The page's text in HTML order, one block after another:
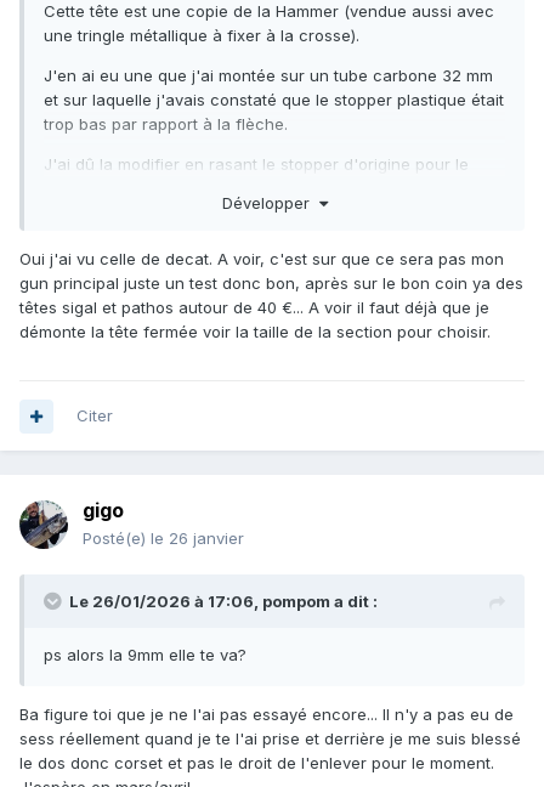
Cette tête est une copie de la Hammer (vendue aussi avec
une tringle métallique à fixer à la crosse).
J'en ai eu une que j'ai montée sur un tube carbone 32 mm
et sur laquelle j'avais constaté que le stopper plastique était
trop bas par rapport à la flèche.
J'ai dû la modifier en rasant le stopper d'origine pour le
Pathos, ce qui réduit la maniabilité et change l'équilibre du
fusil.
Développer
Oui j'ai vu celle de decat. A voir, c'est sur que ce sera pas mon
gun principal juste un test donc bon, après sur le bon coin ya des
têtes sigal et pathos autour de 40 €... A voir il faut déjà que je
démonte la tête fermée voir la taille de la section pour choisir.
Citer
gigo
Posté(e) le 26 janvier
Le 26/01/2026 à 17:06, pompom a dit :
ps alors la 9mm elle te va?
Ba figure toi que je ne l'ai pas essayé encore... Il n'y a pas eu de
sess réellement quand je te l'ai prise et derrière je me suis blessé
le dos donc corset et pas le droit de l'enlever pour le moment.